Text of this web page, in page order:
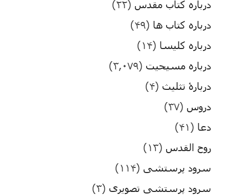
درباره کتاب مقدس (۲۲)
درباره کتاب ها (۴۹)
درباره کلیسا (۱۴)
درباره مسیحیت (۳,۰۷۹)
دربارۀ تثلیث (۴)
دروس (۳۷)
دعا (۴۱)
روح القدس (۱۳)
سرود پرستشی (۱۱۴)
سرود پرستشی تصویری (۳)